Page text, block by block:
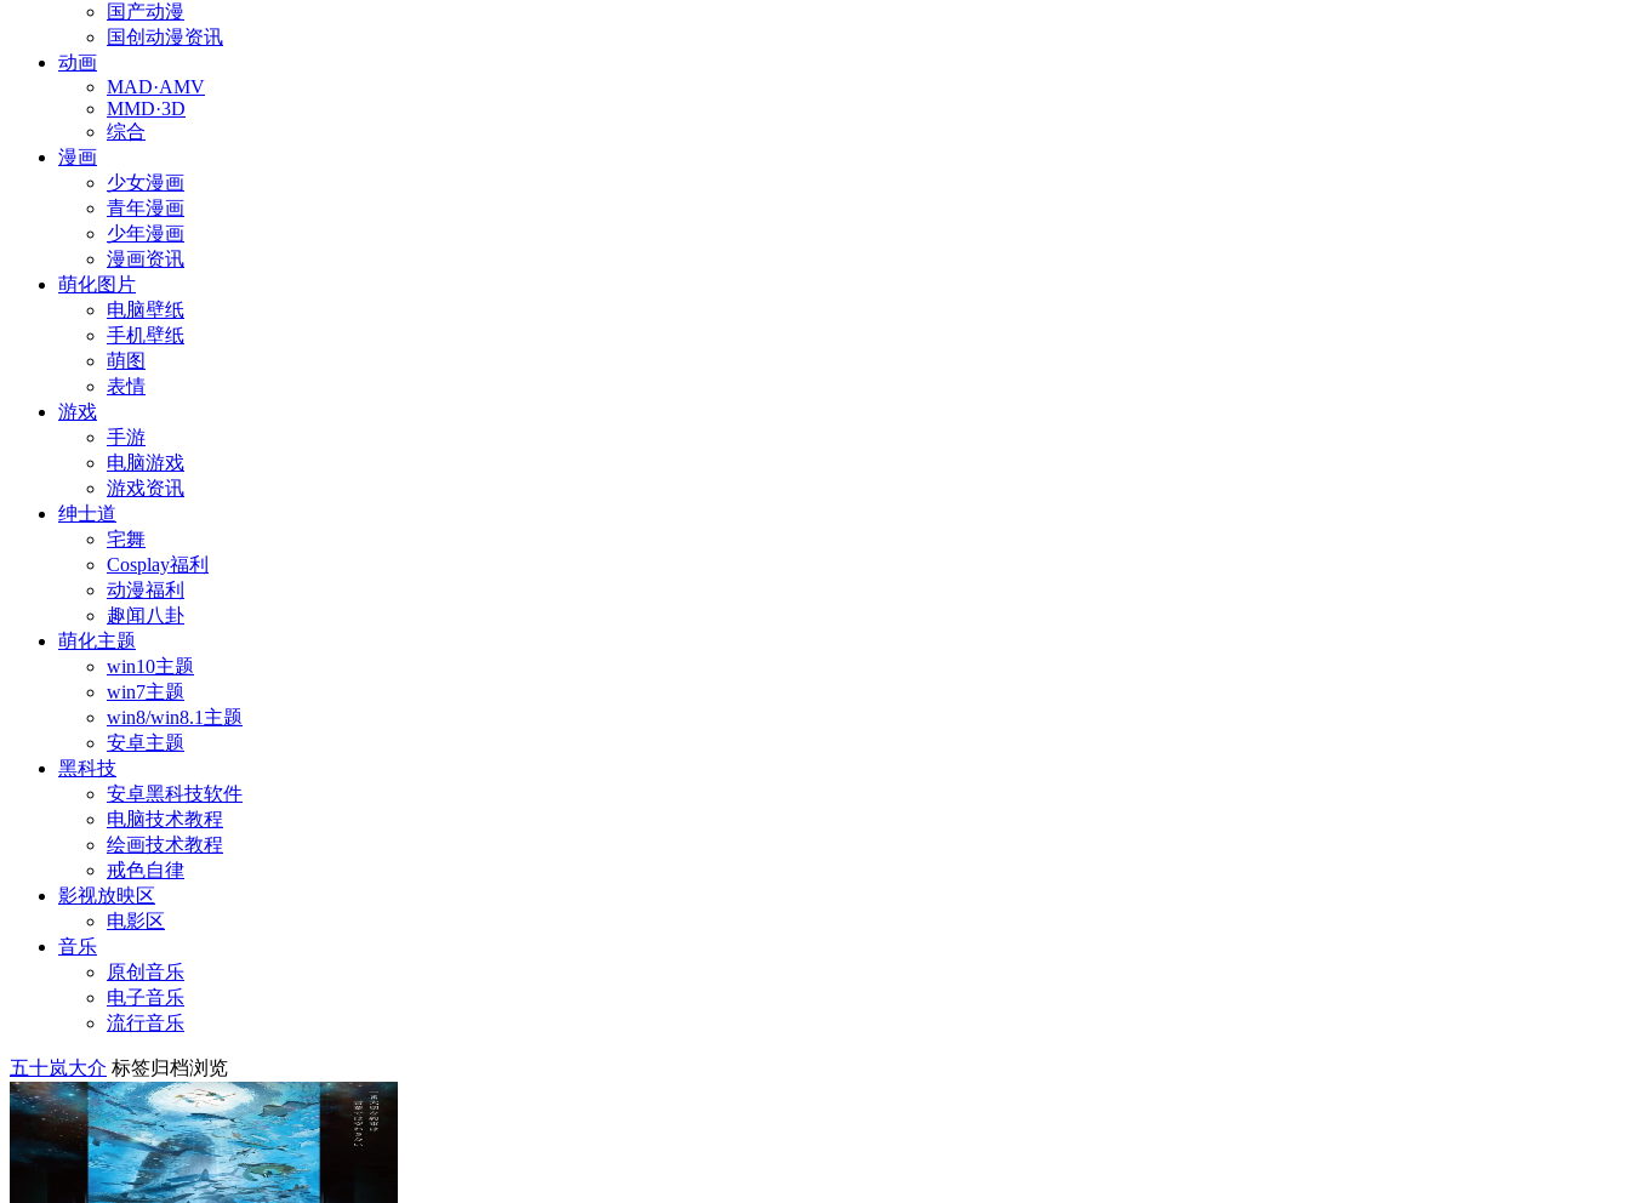
国产动漫
国创动漫资讯
动画
MAD·AMV
MMD·3D
综合
漫画
少女漫画
青年漫画
少年漫画
漫画资讯
萌化图片
电脑壁纸
手机壁纸
萌图
表情
游戏
手游
电脑游戏
游戏资讯
绅士道
宅舞
Cosplay福利
动漫福利
趣闻八卦
萌化主题
win10主题
win7主题
win8/win8.1主题
安卓主题
黑科技
安卓黑科技软件
电脑技术教程
绘画技术教程
戒色自律
影视放映区
电影区
音乐
原创音乐
电子音乐
流行音乐
五十岚大介 标签归档浏览